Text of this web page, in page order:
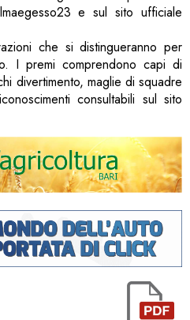
e sul sito ufficiale
che si distingueranno per
I premi comprendono capi di
divertimento, maglie di squadre
consultabili sul sito